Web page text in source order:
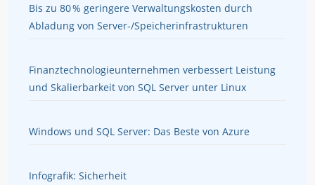
Bis zu 80 % geringere Verwaltungskosten durch
Abladung von Server-/Speicherinfrastrukturen
Finanztechnologieunternehmen verbessert Leistung
und Skalierbarkeit von SQL Server unter Linux
Windows und SQL Server: Das Beste von Azure
Infografik: Sicherheit